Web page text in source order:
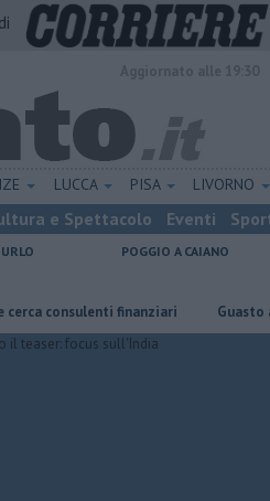
LUCCA PISA LIVORNO
e Spettacolo Eventi
POGGIO A CAIANO
finanziari Guasto